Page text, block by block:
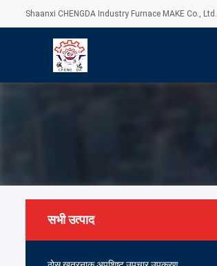
Shaanxi CHENGDA Industry Furnace MAKE Co., Ltd.
सभी उत्पाद